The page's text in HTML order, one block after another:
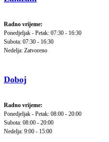
Radno vrijeme:
Ponedjeljak - Petak: 07:30 - 16:30
Subota: 07:30 - 16:30
Nedelja: Zatvoreno
Doboj
Radno vrijeme:
Ponedjeljak - Petak: 08:00 - 20:00
Subota: 08:00 - 20:00
Nedelja: 9:00 - 15:00